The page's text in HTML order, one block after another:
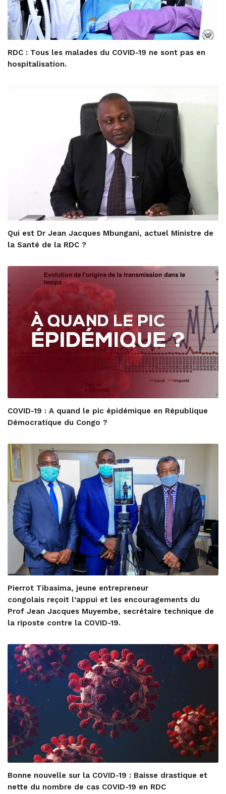
RDC : Tous les malades du COVID-19 ne sont pas en
hospitalisation.
Qui est Dr Jean Jacques Mbungani, actuel Ministre de
la Santé de la RDC ?
COVID-19 : A quand le pic épidémique en République
Démocratique du Congo ?
Pierrot Tibasima, jeune entrepreneur
congolais reçoit l’appui et les encouragements du
Prof Jean Jacques Muyembe, secrétaire technique de
la riposte contre la COVID-19.
Bonne nouvelle sur la COVID-19 : Baisse drastique et
nette du nombre de cas COVID-19 en RDC